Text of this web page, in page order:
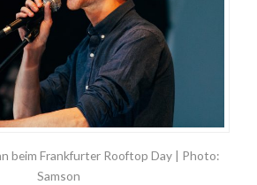
beim Frankfurter Rooftop Day | Photo:
Samson